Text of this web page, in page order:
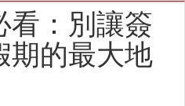
週末緊急電子簽證
查詢簽證狀態
看：別讓簽
期的最大地